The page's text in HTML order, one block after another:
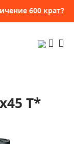
600 крат?
T*